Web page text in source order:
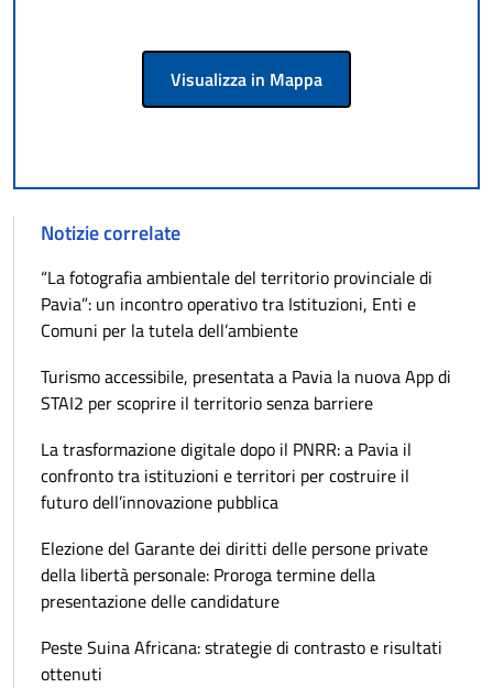
Visualizza in Mappa
Notizie correlate
“La fotografia ambientale del territorio provinciale di
Pavia”: un incontro operativo tra Istituzioni, Enti e
Comuni per la tutela dell’ambiente
Turismo accessibile, presentata a Pavia la nuova App di
STAI2 per scoprire il territorio senza barriere
La trasformazione digitale dopo il PNRR: a Pavia il
confronto tra istituzioni e territori per costruire il
futuro dell’innovazione pubblica
Elezione del Garante dei diritti delle persone private
della libertà personale: Proroga termine della
presentazione delle candidature
Peste Suina Africana: strategie di contrasto e risultati
ottenuti